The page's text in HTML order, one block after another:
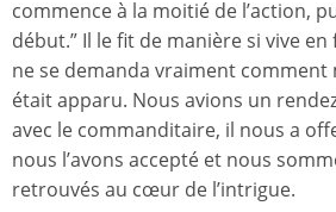
commence à la moitié de l’action,
début.” Il le fit de manière si vive
ne se demanda vraiment
était apparu. Nous avions un
avec le commanditaire, il nous a
nous l’avons accepté et nous
retrouvés au cœur de l’intrigue.